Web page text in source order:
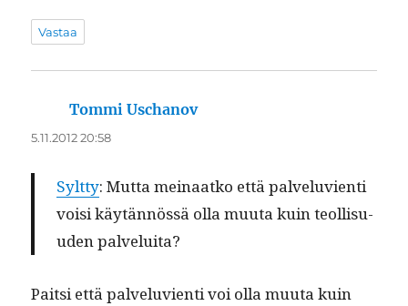
Vastaa
Tommi Uschanovsanoo:
5.11.2012 20:58
Sylt­ty: Mut­ta meinaatko että palvelu­vi­en­ti
voisi käytän­nössä olla muu­ta kuin teol­lisu­
u­den palveluita?
Pait­si että palvelu­vi­en­ti voi olla muu­ta kuin